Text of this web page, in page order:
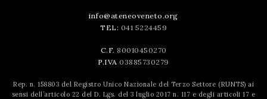
info@ateneoveneto.org
TEL: 041 5224459
C.F. 80010450270
P.IVA 03885730279
Rep. n. 158803 del Registro Unico Nazionale del Terzo Settore (RUNTS) ai
sensi dell’articolo 22 del D. Lgs. del 3 luglio 2017 n. 117 e degli articoli 17 e